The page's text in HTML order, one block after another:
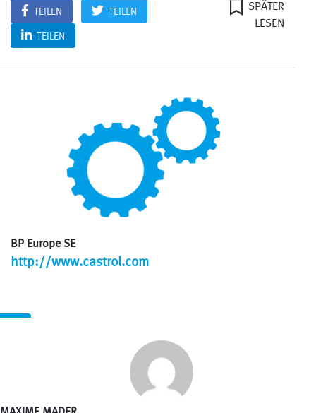
TEILEN TEILEN
TEILEN
SPÄTER
LESEN
BP Europe SE
http://www.castrol.com